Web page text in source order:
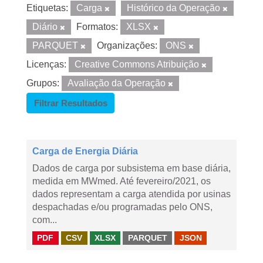
Etiquetas: Carga
Histórico da Operação
Diário
Formatos:
XLSX
PARQUET
Organizações:
ONS
Licenças:
Creative Commons Atribuição
Grupos:
Avaliação da Operação
Filtrar Resultados
Carga de Energia Diária
Dados de carga por subsistema em base diária,
medida em MWmed. Até fevereiro/2021, os
dados representam a carga atendida por usinas
despachadas e/ou programadas pelo ONS,
com...
PDF CSV XLSX PARQUET JSON